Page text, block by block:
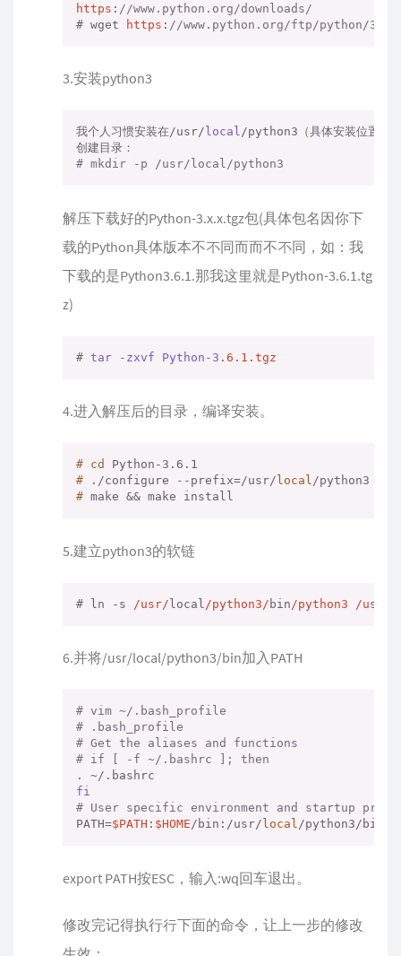
https : //www.python.org/downloads/
# wget
https : //www.python.org/ftp/python/
3.安装python3
我个人习惯安装在/usr/ local/python3（具体安装位置看
# mkdir -p /usr/local/python3
解压下载好的Python-3.x.x.tgz包(具体包名因你下
载的Python具体版本不不同⽽而不不同，如：我
下载的是Python3.6.1.那我这里就是Python-3.6.1.tg
z)
# tar -zxvf Python-3 .6 .1 .tgz
4.进入解压后的目录，编译安装。
# cd
Python-3.6.1
# ./configure --prefix=/usr/ local/python3
# make && make install
5.建立python3的软链
# ln -s /usr/local /python3/ bin /python3 /usr
6.并将/usr/local/python3/bin加入PATH
# vim ~/.bash_profile
# .bash_profile
# Get the aliases and functions
# if [ -f ~/.bashrc ]; then
fi
# User specific environment and startup
PATH=$PATH : $HOME/bin:/usr/ local/python3/bin
export PATH按ESC，输入:wq回车退出。
修改完记得执行行下面的命令，让上一步的修改